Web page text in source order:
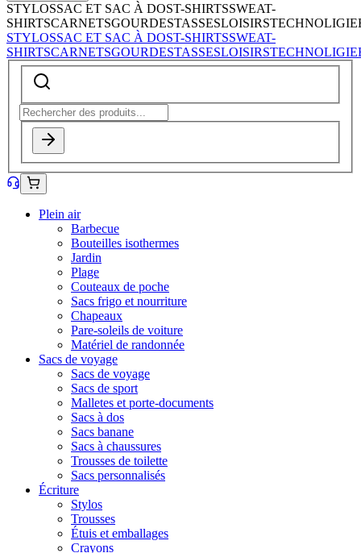
STYLOSSAC ET SAC À DOST-SHIRTSSWEAT-
SHIRTSCARNETSGOURDESTASSESLOISIRSTECHNOLIGIE
STYLOSSAC ET SAC À DOST-SHIRTSSWEAT-
SHIRTSCARNETSGOURDESTASSESLOISIRSTECHNOLIGIE
Plein air
Barbecue
Bouteilles isothermes
Jardin
Plage
Couteaux de poche
Sacs frigo et nourriture
Chapeaux
Pare-soleils de voiture
Matériel de randonnée
Sacs de voyage
Sacs de voyage
Sacs de sport
Malletes et porte-documents
Sacs à dos
Sacs banane
Sacs à chaussures
Trousses de toilette
Sacs personnalisés
Écriture
Stylos
Trousses
Étuis et emballages
Crayons